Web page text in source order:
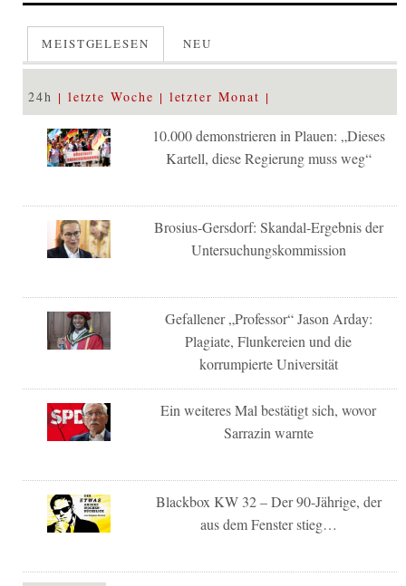
MEISTGELESEN NEU
24h letzte Woche letzter Monat
10.000 demonstrieren in Plauen: „Dieses
Kartell, diese Regierung muss weg“
Brosius-Gersdorf: Skandal-Ergebnis der
Untersuchungskommission
Gefallener „Professor“ Jason Arday:
Plagiate, Flunkereien und die
korrumpierte Universität
Ein weiteres Mal bestätigt sich, wovor
Sarrazin warnte
Blackbox KW 32 – Der 90-Jährige, der
aus dem Fenster stieg…